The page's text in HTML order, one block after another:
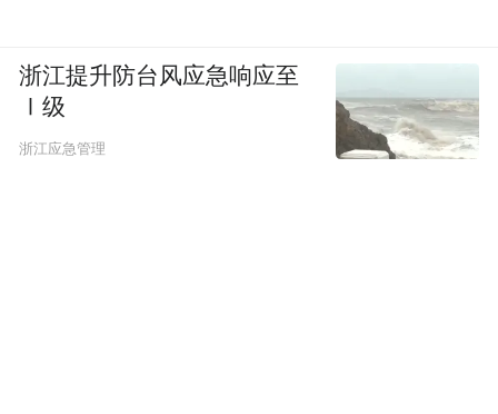
浙江提升防台风应急响应至
Ⅰ级
浙江应急管理